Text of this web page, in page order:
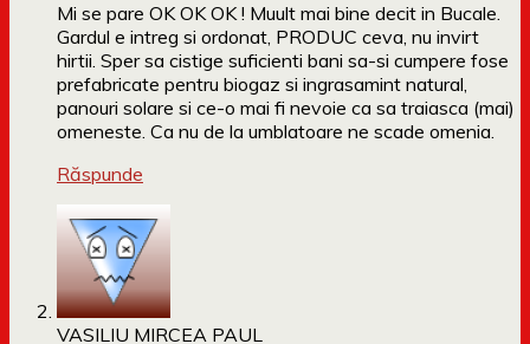
Mi se pare OK OK OK ! Muult mai bine decit in Bucale.
Gardul e intreg si ordonat, PRODUC ceva, nu invirt
hirtii. Sper sa cistige suficienti bani sa-si cumpere fose
prefabricate pentru biogaz si ingrasamint natural,
panouri solare si ce-o mai fi nevoie ca sa traiasca (mai)
omeneste. Ca nu de la umblatoare ne scade omenia.
Răspunde
VASILIU MIRCEA PAUL